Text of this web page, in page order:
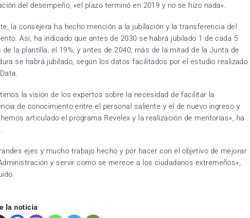
del desempeño, «el plazo terminó en 2019 y no se hizo nada».
la consejera ha hecho mención a la jubilación y la transferencia del
Así, ha indicado que antes de 2030 se habrá jubilado 1 de cada 5
de la plantilla, el 19%, y antes de 2040, más de la mitad de la Junta de
se habrá jubilado, según los datos facilitados por el estudio realizado
la visión de los expertos sobre la necesidad de facilitar la
de conocimiento entre el personal saliente y el de nuevo ingreso y
articulado el programa Revelex y la realización de mentorías», ha
ejes y mucho trabajo hecho y por hacer con el objetivo de mejorar
y servir como se merece a los ciudadanos extremeños»,
la noticia